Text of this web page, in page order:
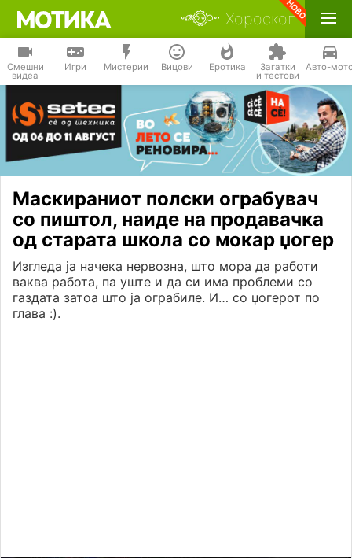
Хороскоп
Смешни
видеа
Игри Мистерии Вицови Еротика Загатки
и тестови
Авто-
Маскираниот полски ограбувач
со пиштол, наиде на продавачка
од старата школа со мокар џогер
Изгледа ја начека нервозна, што мора да работи
ваква работа, па уште и да си има проблеми со
газдата затоа што ја ограбиле. И… со џогерот по
глава :).